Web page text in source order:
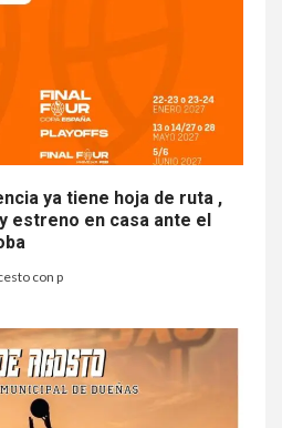
ya tiene hoja de ruta ,
estreno en casa ante el
con p